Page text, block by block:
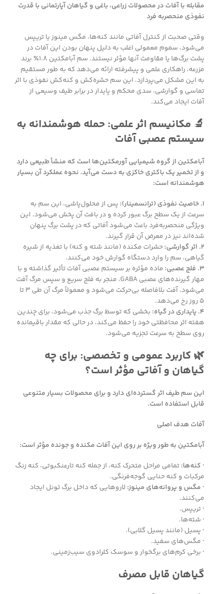
مقابله با آفات در محصولات زراعی، باغی و گیاهان آپارتمانی با قدرت
نفوذی منحصربه فرد
وقتی صحبت از کنترل آفاتی مانند کنه‌ها، مگس مینوز یا تریپس
می‌شود، سموم معمولی اغلب به دلیل پنهان بودن این آفات در
پشت برگ‌ها یا مقاومت آنها مؤثر نیستند. سم آبامکتین ۱.۸٪ برند
مزرعه، راهکاری علمی و پیشرفته ارائه می‌دهد که به طور مستقیم
به این مشکل می‌پردازد. این سم حشره‌کش و کنه‌کش نفوذی با اثر
تماسی و گوارشی، سدی محکم و پایدار در برابر طیف وسیعی از
آفات ایجاد می‌کند.
🔬 مکانیسم اثر علمی: حمله هوشمندانه به
سیستم عصبی آفات
آبامکتین از گروه شیمیایی آورمکتین‌ها است که منشأ طبیعی دارد
و از تخمیر یک باکتری خاکزی به دست می‌آید. نحوه عملکرد آن بسیار
هوشمندانه است:
1. خاصیت نفوذی (ترانسمینار):
پس از محلول‌پاشی، این سم به
سرعت از یک سطح برگ عبور کرده و در بافت آن پخش می‌شود. این
ویژگی منحصربه‌فرد باعث می‌شود آفاتی که در پشت برگ پنهان
شده‌اند نیز در معرض آن قرار گیرند.
2. اثر گوارشی:
حشرات مکنده (مانند شته و کنه) با تغذیه از شیره
گیاهی، سم را وارد دستگاه گوارش خود می‌کنند.
3. فلج عصبی:
ماده مؤثره بر سیستم عصبی آفات تأثیر گذاشته و با
مهار گیرنده‌های عصبی GABA، منجر به فلج سریع و سپس مرگ آفت
می‌شود. آفت بلافاصله بی‌حرکت می‌شود و معمولاً مرگ آن طی ۳ تا
۵ روز رخ می‌دهد.
4. پایداری در گیاه:
بخشی که توسط برگ جذب می‌شود، برای چندین
هفته اثر محافظتی خود را حفظ می‌کند، در حالی که مقدار باقیمانده
روی سطح به سرعت تجزیه می‌شود.
🌿 کاربرد عمومی و تخصصی: برای چه
گیاهان و آفاتی مؤثر است؟
این سم طیف اثر گسترده‌ای دارد و برای محصولات بسیار متنوعی
قابل استفاده است.
آفات هدف اصلی
آبامکتین به طور ویژه بر روی این آفات مکنده و جونده مؤثر است:
· کنه‌ها:تمامی مراحل متحرک کنه، از جمله کنه تارعنکبوتی، کنه زنگ
مرکبات و کنه حنایی گوجه‌فرنگی.
· مگس و پروانه‌های مینوز: لاروهایی که داخل برگ تونل ایجاد
می‌کنند.
·تریپس.
· شته‌ها.
· پسیل (مانند پسیل گلابی).
· مگس‌های سفید.
· برخی کرم‌های برگخوار و سوسک کلرادوی سیب‌زمینی.
گیاهان قابل مصرف